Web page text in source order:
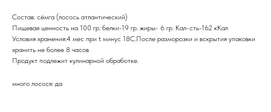
Состав: сёмга (лосось атлантический)
Пищевая ценность на 100 гр: белки-19 гр. жиры- 6 гр. Кал-сть-162 кКал
Условия хранения:4 мес при t минус 18C.После разморозки и вскрытия упаковки
хранить не более 8 часов
Продукт подлежит кулинарной обработке.
много лосося: да